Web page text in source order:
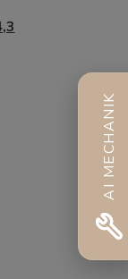
AI MECHANIK